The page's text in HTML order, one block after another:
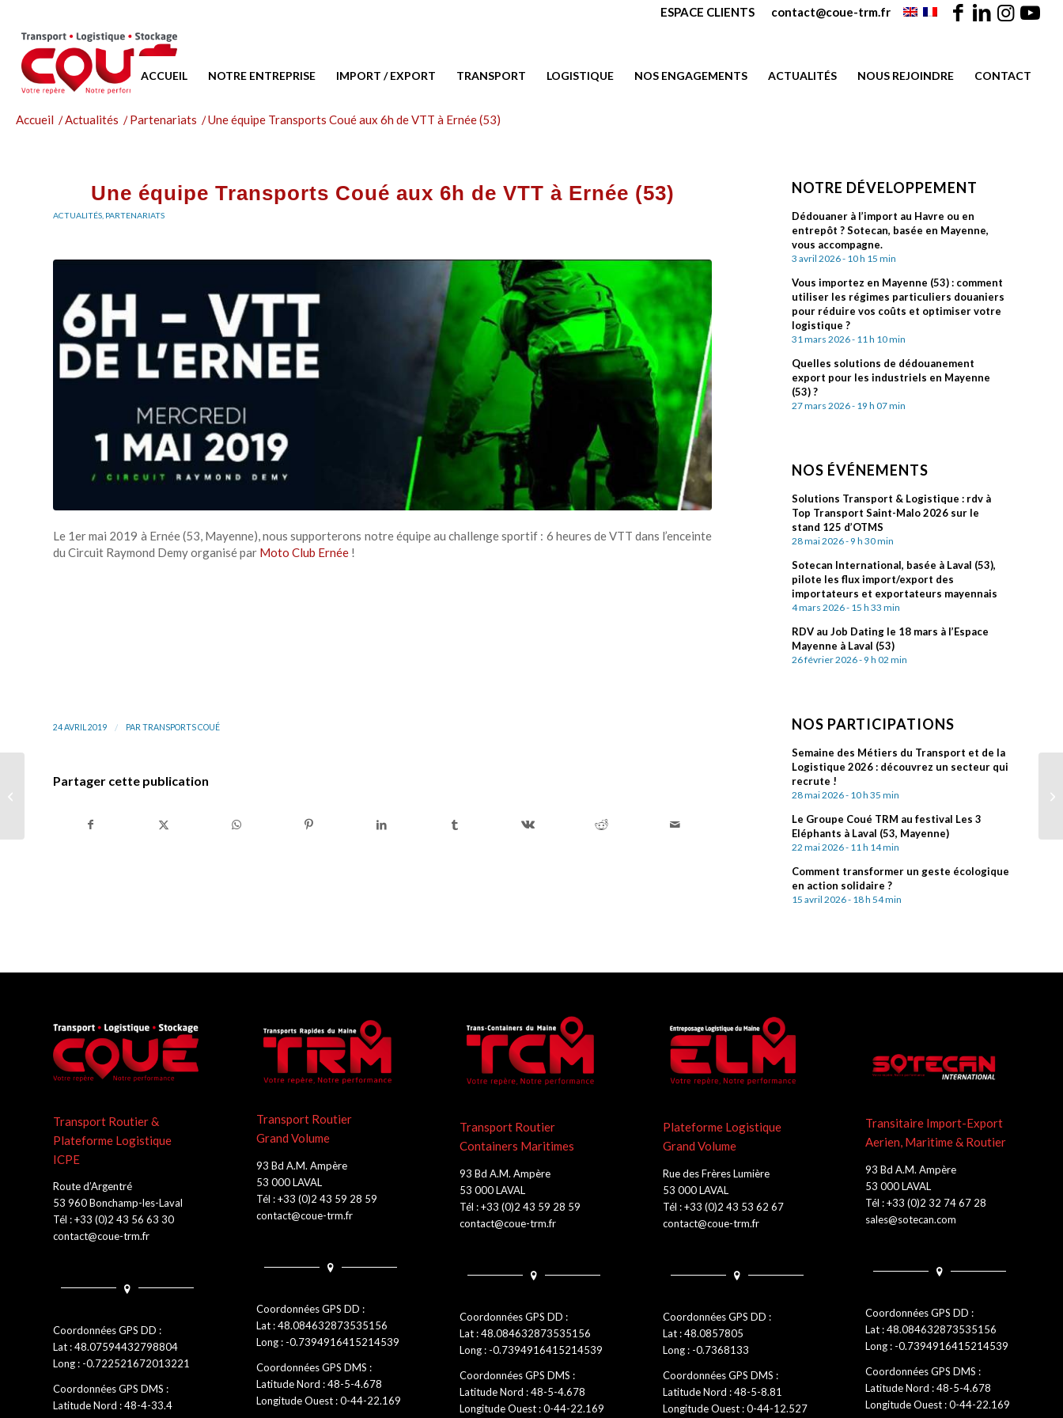
ESPACE CLIENTS contact@coue-trm.fr
ACCUEIL NOTRE ENTREPRISE IMPORT / EXPORT TRANSPORT LOGISTIQUE NOS ENGAGEMENTS ACTUALITÉS NOUS REJOINDRE CONTACT
Accueil /Actualités / Partenariats /Une équipe Transports Coué aux 6h de VTT à Ernée (53)
Une équipe Transports Coué aux 6h de VTT à Ernée (53)
ACTUALITÉS PARTENARIATS
Le 1er mai 2019 à Ernée (53, Mayenne), nous supporterons notre équipe au challenge sportif : 6 heures de VTT dans l’enceinte
du Circuit Raymond Demy organisé par Moto Club Ernée !
24 AVRIL 2019 / PAR TRANSPORTS COUÉ
Partager cette publication
NOTRE DÉVELOPPEMENT
Dédouaner à l’import au Havre ou en
entrepôt ? Sotecan, basée en Mayenne,
vous accompagne.
3 avril 2026 - 10 h 15 min
Vous importez en Mayenne (53) : comment
utiliser les régimes particuliers douaniers
pour réduire vos coûts et optimiser votre
logistique ?
31 mars 2026 - 11 h 10 min
Quelles solutions de dédouanement
export pour les industriels en Mayenne
(53) ?
27 mars 2026 - 19 h 07 min
NOS ÉVÉNEMENTS
Solutions Transport & Logistique : rdv à
Top Transport Saint-Malo 2026 sur le
stand 125 d’OTMS
28 mai 2026 - 9 h 30 min
Sotecan International, basée à Laval (53),
pilote les flux import/export des
importateurs et exportateurs mayennais
4 mars 2026 - 15 h 33 min
RDV au Job Dating le 18 mars à l’Espace
Mayenne à Laval (53)
26 février 2026 - 9 h 02 min
NOS PARTICIPATIONS
Semaine des Métiers du Transport et de la
Logistique 2026 : découvrez un secteur qui
recrute !
28 mai 2026 - 10 h 35 min
Le Groupe Coué TRM au festival Les 3
Eléphants à Laval (53, Mayenne)
22 mai 2026 - 11 h 14 min
Comment transformer un geste écologique
en action solidaire ?
15 avril 2026 - 18 h 54 min
Transport Routier &
Plateforme Logistique
ICPE
Route d’Argentré
53 960 Bonchamp-les-Laval
Tél : +33 (0)2 43 56 63 30
contact@coue-trm.fr
Coordonnées GPS DD :
Lat : 48.07594432798804
Long : -0.722521672013221
Coordonnées GPS DMS :
Latitude Nord : 48-4-33.4
Transport Routier
Grand Volume
93 Bd A.M. Ampère
53 000 LAVAL
Tél : +33 (0)2 43 59 28 59
contact@coue-trm.fr
Coordonnées GPS DD :
Lat : 48.084632873535156
Long : -0.7394916415214539
Coordonnées GPS DMS :
Latitude Nord : 48-5-4.678
Longitude Ouest : 0-44-22.169
Transport Routier
Containers Maritimes
93 Bd A.M. Ampère
53 000 LAVAL
Tél : +33 (0)2 43 59 28 59
contact@coue-trm.fr
Coordonnées GPS DD :
Lat : 48.084632873535156
Long : -0.7394916415214539
Coordonnées GPS DMS :
Latitude Nord : 48-5-4.678
Longitude Ouest : 0-44-22.169
Plateforme Logistique
Grand Volume
Rue des Frères Lumière
53 000 LAVAL
Tél : +33 (0)2 43 53 62 67
contact@coue-trm.fr
Coordonnées GPS DD :
Lat : 48.0857805
Long : -0.7368133
Coordonnées GPS DMS :
Latitude Nord : 48-5-8.81
Longitude Ouest : 0-44-12.527
Transitaire Import-Export
Aerien, Maritime & Routier
93 Bd A.M. Ampère
53 000 LAVAL
Tél : +33 (0)2 32 74 67 28
sales@sotecan.com
Coordonnées GPS DD :
Lat : 48.084632873535156
Long : -0.7394916415214539
Coordonnées GPS DMS :
Latitude Nord : 48-5-4.678
Longitude Ouest : 0-44-22.169
Transports Coué et